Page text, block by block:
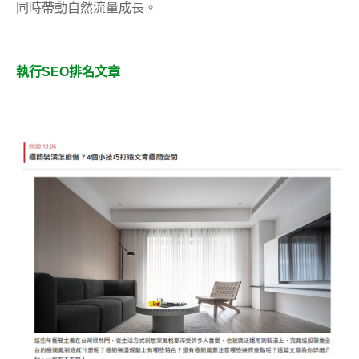
同時帶動自然流量成長。
執行SEO排名文章